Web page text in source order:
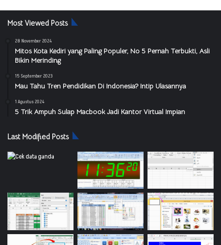
Most Viewed Posts
28 November 2024
Mitos Kota Kediri yang Paling Populer, No 5 Pernah Terbukti, Asli
Bikin Merinding
15 September 2023
Mau Tahu Tren Pendidikan Di Indonesia? Intip Ulasannya
1 Agustus 2024
5 Trik Ampuh Sulap Macbook Jadi Kantor Virtual Impian
Last Modified Posts